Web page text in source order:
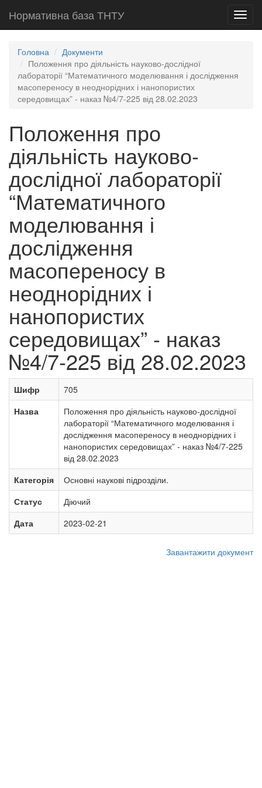
Нормативна база ТНТУ
Головна
Документи
Положення про діяльність науково-дослідної
лабораторії “Математичного моделювання і дослідження
масопереносу в неоднорідних і нанопористих
середовищах” - наказ №4/7-225 від 28.02.2023
Положення про
діяльність науково-
дослідної лабораторії
“Математичного
моделювання і
дослідження
масопереносу в
неоднорідних і
нанопористих
середовищах” - наказ
№4/7-225 від 28.02.2023
Шифр
705
Назва
Положення про діяльність науково-дослідної
лабораторії “Математичного моделювання і
дослідження масопереносу в неоднорідних і
нанопористих середовищах” - наказ №4/7-225
від 28.02.2023
Категорія
Основні наукові підрозділи.
Статус
Діючий
Дата
2023-02-21
Завантажити документ